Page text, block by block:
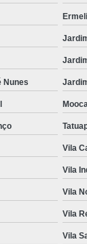
Nunes
Vila
Vila
Vila
Vila
Vila